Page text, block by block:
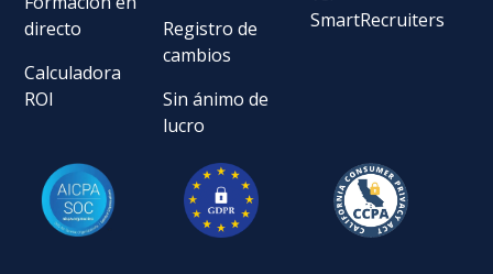
directo
Calculadora
ROI
Registro de
cambios
Sin ánimo de
lucro
SmartRecruiters